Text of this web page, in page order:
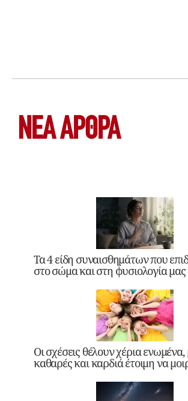
ΝΕΑ ΆΡΘΡΑ
Τα 4 είδη συναισθημάτων που
στο σώμα και στη φυσιολογία μας
Οι σχέσεις θέλουν χέρια ενωμένα,
καθαρές και καρδιά έτοιμη να